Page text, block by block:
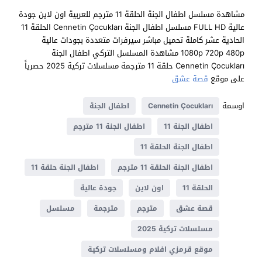
مشاهدة مسلسل اطفال الجنة الحلقة 11 مترجم للعربية اون لاين جودة
عالية FULL HD مسلسل اطفال الجنة Cennetin Çocukları الحلقة 11
الحادية عشر كاملة تحميل مباشر سيرفرات متعددة بجودات عالية
1080p 720p 480p مشاهدة المسلسل التركي اطفال الجنة
Cennetin Çocukları حلقة 11 مترجمة مسلسلات تركية 2025 حصرياً
على موقع قصة عشق
اوسمة
Cennetin Çocukları
اطفال الجنة
اطفال الجنة 11
اطفال الجنة 11 مترجم
اطفال الجنة الحلقة 11
اطفال الجنة الحلقة 11 مترجم
اطفال الجنة حلقة 11
الحلقة 11
اون لاين
جودة عالية
قصة عشق
مترجم مترجمة
مسلسل
مسلسلات تركية 2025
موقع قرمزي افلام ومسلسلات تركية